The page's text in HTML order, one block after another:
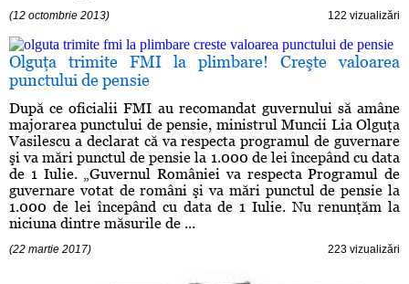
(12 octombrie 2013) 122 vizualizări
Olguţa trimite FMI la plimbare! Creşte valoarea
punctului de pensie
După ce oficialii FMI au recomandat guvernului să amâne
majorarea punctului de pensie, ministrul Muncii Lia Olguţa
Vasilescu a declarat că va respecta programul de guvernare
şi va mări punctul de pensie la 1.000 de lei începând cu data
de 1 Iulie. „Guvernul României va respecta Programul de
guvernare votat de români şi va mări punctul de pensie la
1.000 de lei începând cu data de 1 Iulie. Nu renunţăm la
niciuna dintre măsurile de ...
(22 martie 2017) 223 vizualizări